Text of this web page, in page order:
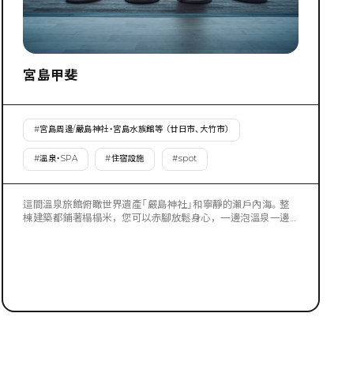
宮島甲斐
#宮島周邊/嚴島神社・宮島水族館等 （廿日市、大竹市）
#溫泉・SPA #住宿設施 #spot
這間溫泉旅館俯瞰世界遺產「嚴島神社」和寧靜的瀨戶內海。整
棟建築都鋪著榻榻米，您可以赤腳放鬆身心，一邊泡溫泉一邊